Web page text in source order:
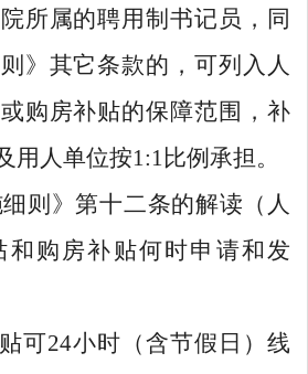
所属的聘用制书记员 ，同
》 其它条款的，可列入 人
购房补贴的保障范围 ，补
用人单位按1:1比例 承担 。
则 》第十二条的解读 （人
和购房补贴何时申请和发
可24小时（含节假日）线